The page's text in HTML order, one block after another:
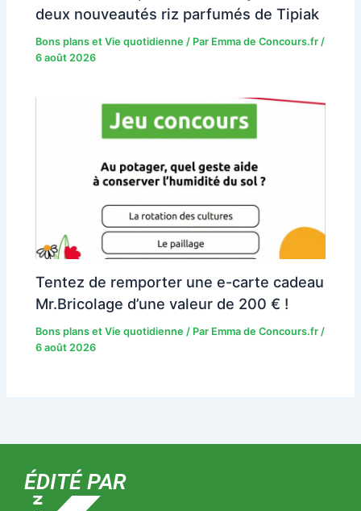
deux nouveautés riz parfumés de Tipiak
Bons plans et Vie quotidienne / Par Emma de Concours.fr /
6 août 2026
Tentez de remporter une e-carte cadeau
Mr.Bricolage d’une valeur de 200 € !
Bons plans et Vie quotidienne / Par Emma de Concours.fr/
6 août 2026
ÉDITÉ PAR